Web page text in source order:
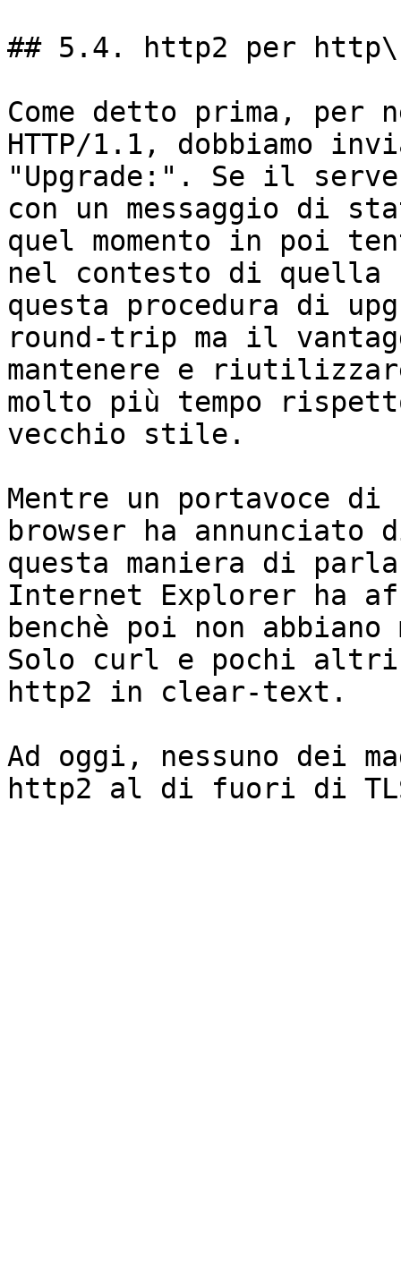
## 5.4. http2 per
Come detto prima, per
HTTP/1.1, dobbiamo
"Upgrade:". Se il
con un messaggio di
quel momento in poi
nel contesto di quella
questa procedura di
round-trip ma il
mantenere e
molto più tempo
vecchio stile.
Mentre un portavoce
browser ha annunciato
questa maniera di
Internet Explorer ha
benchè poi non
Solo curl e pochi altri
http2 in clear-text.
Ad oggi, nessuno dei